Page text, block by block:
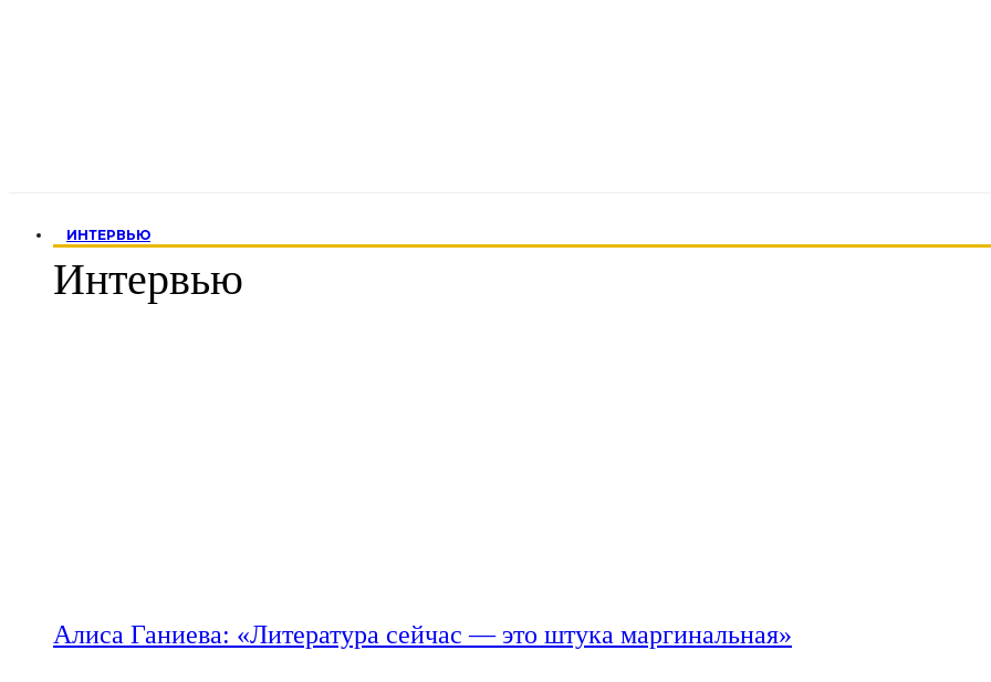
ИНТЕРВЬЮ
Интервью
Алиса Ганиева: «Литература сейчас — это штука маргинальная»